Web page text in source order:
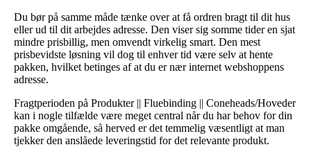
Du bør på samme måde tænke over at få ordren bragt til dit hus
eller ud til dit arbejdes adresse. Den viser sig somme tider en sjat
mindre prisbillig, men omvendt virkelig smart. Den mest
prisbevidste løsning vil dog til enhver tid være selv at hente
pakken, hvilket betinges af at du er nær internet webshoppens
adresse.
Fragtperioden på Produkter || Fluebinding || Coneheads/Hoveder
kan i nogle tilfælde være meget central når du har behov for din
pakke omgående, så herved er det temmelig væsentligt at man
tjekker den anslåede leveringstid for det relevante produkt.